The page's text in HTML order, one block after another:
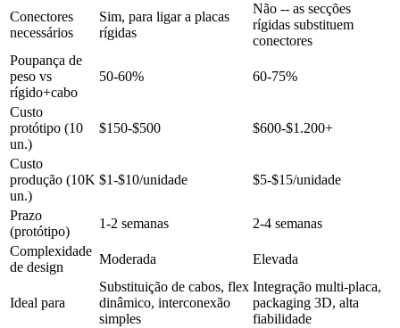
Conectores
necessários
Sim, para ligar a placas
rígidas
Não -- as secções
rígidas substituem
conectores
Poupança de
peso vs
rígido+cabo
50-60% 60-75%
Custo
protótipo (10
un.)
$150-$500 $600-$1.200+
Custo
produção (10K
un.)
$1-$10/unidade $5-$15/unidade
Prazo
(protótipo)
1-2 semanas
2-4 semanas
Complexidade
de design
Moderada Elevada
Ideal para
Substituição de cabos, flex
dinâmico, interconexão
simples
Integração multi-placa,
packaging 3D, alta
fiabilidade